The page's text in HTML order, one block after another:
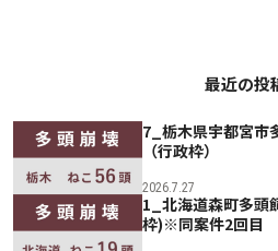
最近の投
7_栃木県宇都宮市
（行政枠）
2026.7.27
1_北海道森町多頭
枠)※同案件2回目